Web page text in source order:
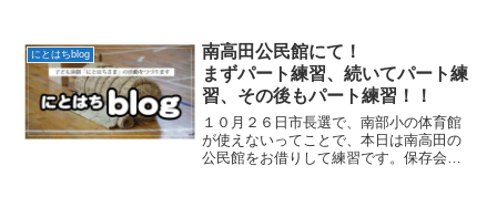
にとはちblog
南高田公民館にて！
まずパート練習、続いてパート練
習、その後もパート練習！！
１０月２６日市長選で、南部小の体育館
が使えないってことで、本日は南高田の
公民館をお借りして練習です。保存会副